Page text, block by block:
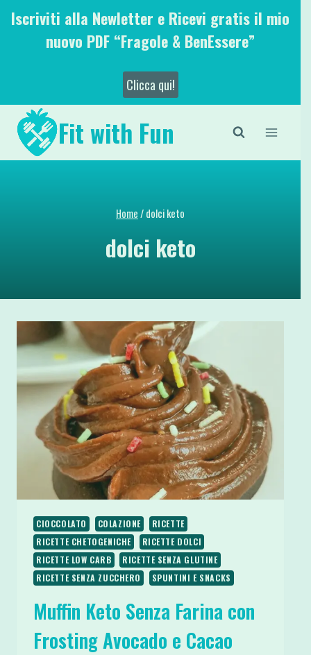
SaltaIscriviti alla Newletter e Ricevi gratis il mio
nuovo PDF “Fragole & BenEssere”
Clicca qui!
Fit with Fun
Home/dolci keto
dolci keto
CIOCCOLATO COLAZIONE
RICETTE
RICETTE CHETOGENICHE
RICETTE DOLCI
RICETTE LOW CARB
RICETTE SENZA GLUTINE
RICETTE SENZA ZUCCHERO
SPUNTINI E SNACKS
Muffin Keto Senza Farina con
Frosting Avocado e Cacao